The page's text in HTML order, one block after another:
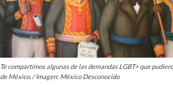
Te compartimos algunas de las demandas LGBT+ que
de México. / Imagen: México Desconocido